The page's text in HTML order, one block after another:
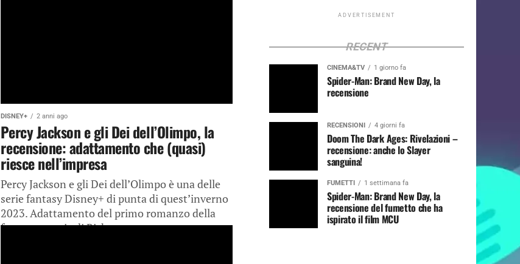
DISNEY+ 2 anni ago
Percy Jackson e gli Dei dell’Olimpo, la
recensione: adattamento che (quasi)
riesce nell’impresa
Percy Jackson e gli Dei dell’Olimpo è una delle
serie fantasy Disney+ di punta di quest’inverno
2023. Adattamento del primo romanzo della
fortunata serie di Rick...
ADVERTISEMENT
RECENT
CINEMA&TV 1 giorno fa
Spider-Man: Brand New Day, la
recensione
RECENSIONI 4 giorni fa
Doom The Dark Ages: Rivelazioni –
recensione: anche lo Slayer
sanguina!
FUMETTI 1 settimana fa
Spider-Man: Brand New Day, la
recensione del fumetto che ha
ispirato il film MCU